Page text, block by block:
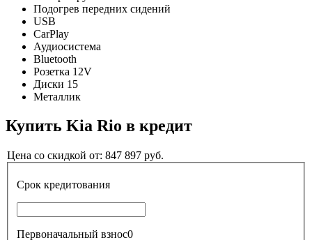
Подогрев передних сидений
USB
CarPlay
Аудиосистема
Bluetooth
Розетка 12V
Диски 15
Металлик
Купить Kia Rio в кредит
Цена со скидкой от: 847 897 руб.
Срок кредитования
Первоначальный взнос0